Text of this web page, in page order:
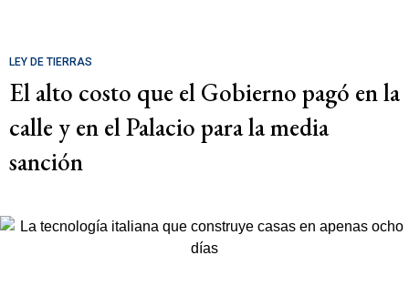
LEY DE TIERRAS
El alto costo que el Gobierno pagó en la
calle y en el Palacio para la media
sanción